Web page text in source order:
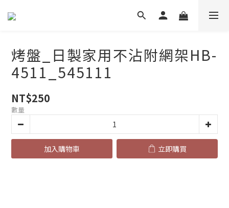
烤盤_日製家用不沾附網架HB-
4511_545111
NT$250
數量
加入購物車 立即購買